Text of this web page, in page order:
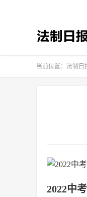
当前位置： 法制日
2022中